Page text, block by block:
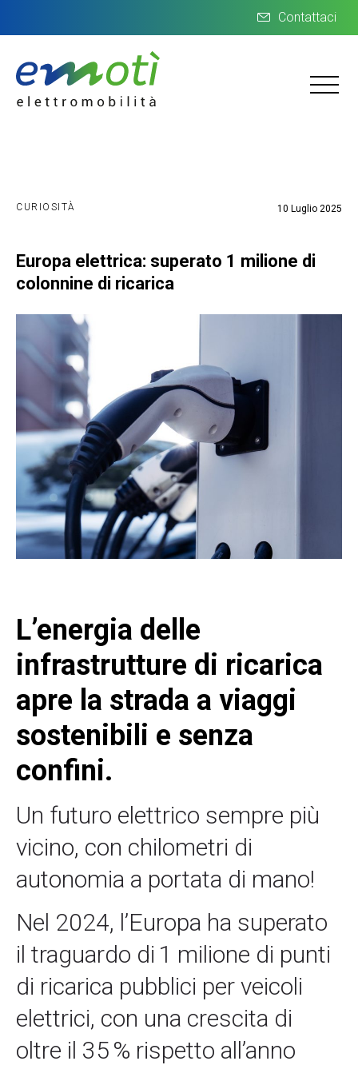
Contattaci
CURIOSITÀ 10 Luglio 2025
Europa elettrica: superato 1 milione di
colonnine di ricarica
L’energia delle
infrastrutture di ricarica
apre la strada a viaggi
sostenibili e senza
confini.
Un futuro elettrico sempre più
vicino, con chilometri di
autonomia a portata di mano!
Nel 2024, l’Europa ha superato
il traguardo di 1 milione di punti
di ricarica pubblici per veicoli
elettrici, con una crescita di
oltre il 35 % rispetto all’anno